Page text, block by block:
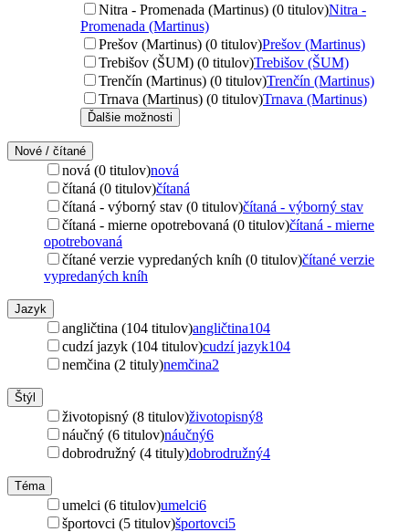
Nitra - Promenada (Martinus) (0 titulov)Nitra -
Promenada (Martinus)
Prešov (Martinus) (0 titulov)Prešov (Martinus)
Trebišov (ŠUM) (0 titulov)Trebišov (ŠUM)
Trenčín (Martinus) (0 titulov)Trenčín (Martinus)
Trnava (Martinus) (0 titulov)Trnava (Martinus)
Ďalšie možnosti
Nové / čítané
nová (0 titulov)nová
čítaná (0 titulov)čítaná
čítaná - výborný stav (0 titulov)čítaná - výborný stav
čítaná - mierne opotrebovaná (0 titulov)čítaná - mierne
opotrebovaná
čítané verzie vypredaných kníh (0 titulov)čítané verzie
vypredaných kníh
Jazyk
angličtina (104 titulov)angličtina104
cudzí jazyk (104 titulov)cudzí jazyk104
nemčina (2 tituly)nemčina2
Štýl
životopisný (8 titulov)životopisný8
náučný (6 titulov)náučný6
dobrodružný (4 tituly)dobrodružný4
Téma
umelci (6 titulov)umelci6
športovci (5 titulov)športovci5